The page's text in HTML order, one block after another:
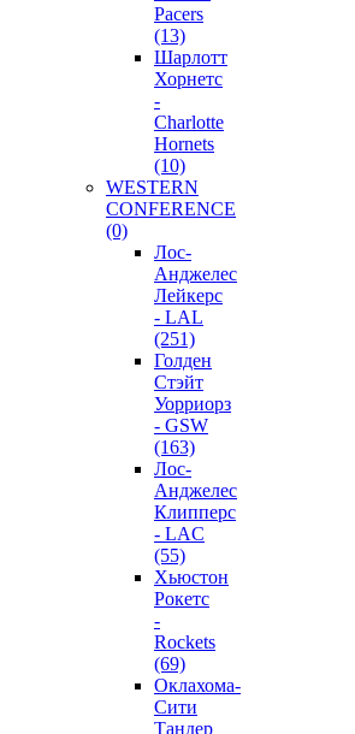
Pacers
(13)
Шарлотт
Хорнетс
-
Charlotte
Hornets
(10)
WESTERN
CONFERENCE
(0)
Лос-
Анджелес
Лейкерс
- LAL
(251)
Голден
Стэйт
Уорриорз
- GSW
(163)
Лос-
Анджелес
Клипперс
- LAC
(55)
Хьюстон
Рокетс
-
Rockets
(69)
Оклахома-
Сити
Тандер